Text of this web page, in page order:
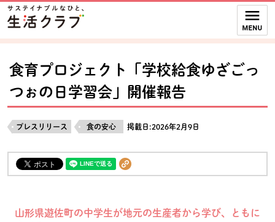
ページの先頭です。
本文へジャンプする。
ここからサイト内共通メニューです。
サイト内共通メニューをスキップする
サイト内共通メニューここまで。
食育プロジェクト「学校給食ゆざごっ
つぉの日学習会」開催報告
プレスリリース 食の安心 掲載日:2026年2月9日
山形県遊佐町の中学生が地元の生産者から学び、ともに